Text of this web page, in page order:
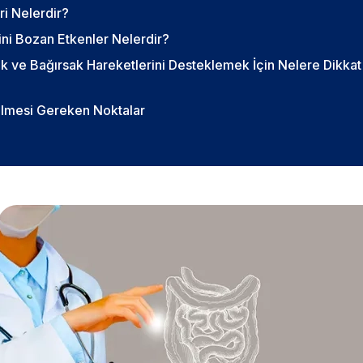
Nelerdir?
Bozan Etkenler Nelerdir?
ve Bağırsak Hareketlerini Desteklemek İçin Nelere Dikkat
Gereken Noktalar